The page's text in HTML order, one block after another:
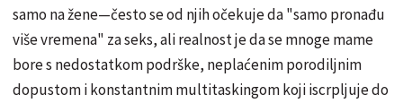
samo na žene—često se od njih očekuje da "samo pronađu
više vremena" za seks, ali realnost je da se mnoge mame
bore s nedostatkom podrške, neplaćenim porodiljnim
dopustom i konstantnim multitaskingom koji iscrpljuje do